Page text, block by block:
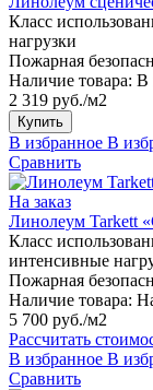
Класс
нагрузки
Пожарная
Наличие товара: В
2 319 руб./м2
Купить
В избранное В
Сравнить
На заказ
Линолеум Tarkett
Класс
интенсивные
Пожарная
Наличие товара:
5 700 руб./м2
Рассчитать
В избранное В
Сравнить